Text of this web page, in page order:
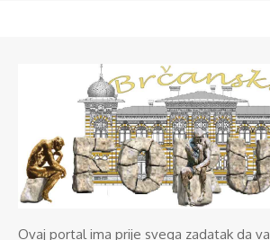
Ovaj portal ima prije svega zadatak da